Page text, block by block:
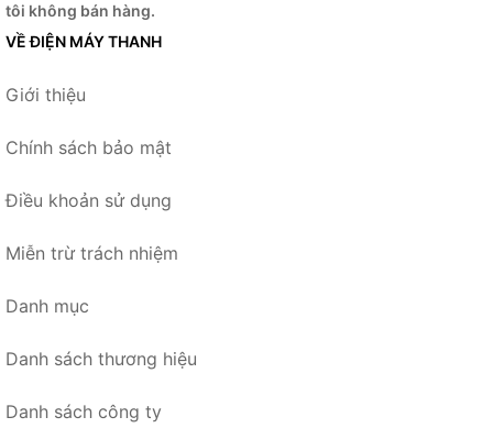
tôi không bán hàng.
VỀ ĐIỆN MÁY THANH
Giới thiệu
Chính sách bảo mật
Điều khoản sử dụng
Miễn trừ trách nhiệm
Danh mục
Danh sách thương hiệu
Danh sách công ty